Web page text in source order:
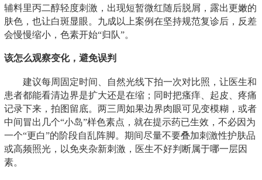
辅料里丙二醇轻度刺激，出现短暂微红随后脱屑，露出更嫩的
肤色，也让白斑显眼。九成以上案例在坚持规范复诊后，反差
会慢慢缩小，色素开始“归队”。
该怎么观察变化，避免误判
建议每周固定时间、自然光线下拍一次对比照，让医生和
患者都能看清边界是扩大还是在缩；同时把瘙痒、起皮、疼痛
记录下来，拍图留底。两三周如果边界肉眼可见变模糊，或者
中间冒出几个“小岛”样色素点，就在提示药已生效，不必因为
一个“更白”的阶段自乱阵脚。期间尽量不要叠加刺激性护肤品
或高频照光，以免夹杂新刺激，医生不好判断属于哪一层因
素。